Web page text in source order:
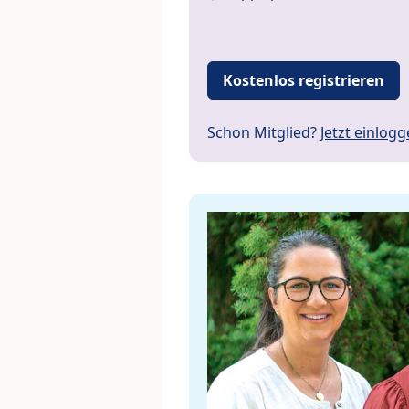
Kostenlos registrieren
Schon Mitglied? Jetzt